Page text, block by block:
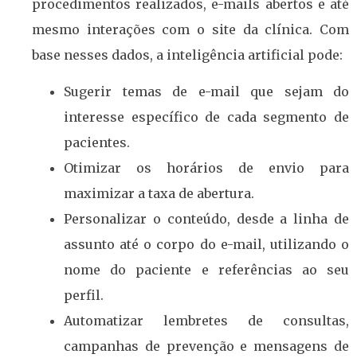
procedimentos realizados, e-mails abertos e até
mesmo interações com o site da clínica. Com
base nesses dados, a inteligência artificial pode:
Sugerir temas de e-mail que sejam do
interesse específico de cada segmento de
pacientes.
Otimizar os horários de envio para
maximizar a taxa de abertura.
Personalizar o conteúdo, desde a linha de
assunto até o corpo do e-mail, utilizando o
nome do paciente e referências ao seu
perfil.
Automatizar lembretes de consultas,
campanhas de prevenção e mensagens de